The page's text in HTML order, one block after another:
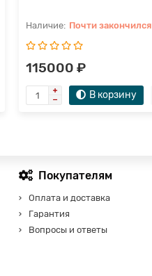
Почти закончился
115000 ₽
В корзину
Покупателям
Оплата и доставка
Гарантия
Вопросы и ответы